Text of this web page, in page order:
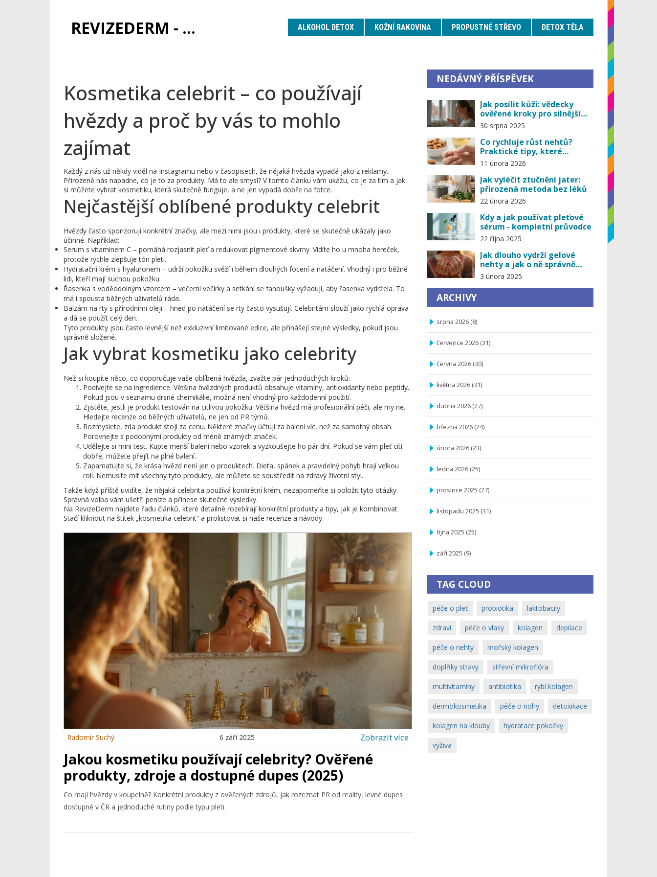
REVIZEDERM - PÉČE O KŮŽI A KOSMETIKA ALKOHOL DETOX KOŽNÍ RAKOVINA PROPUSTNÉ STŘEVO DETOX TĚLA
Kosmetika celebrit – co používají
hvězdy a proč by vás to mohlo
zajímat
Každý z nás už někdy viděl na Instagramu nebo v časopisech, že nějaká hvězda vypadá jako z reklamy.
Přirozeně nás napadne, co je to za produkty. Má to ale smysl? V tomto článku vám ukážu, co je za tím a jak
si můžete vybrat kosmetiku, která skutečně funguje, a ne jen vypadá dobře na fotce.
Nejčastější oblíbené produkty celebrit
Hvězdy často sponzorují konkrétní značky, ale mezi nimi jsou i produkty, které se skutečně ukázaly jako
účinné. Například:
Serum s vitamínem C – pomáhá rozjasnit pleť a redukovat pigmentové skvrny. Vidíte ho u mnoha hereček,
protože rychle zlepšuje tón pleti.
Hydratační krém s hyaluronem – udrží pokožku svěží i během dlouhých focení a natáčení. Vhodný i pro běžné
lidi, kteří mají suchou pokožku.
Řasenka s voděodolným vzorcem – večerní večírky a setkání se fanoušky vyžadují, aby řasenka vydržela. To
má i spousta běžných uživatelů ráda.
Balzám na rty s přírodními oleji – hned po natáčení se rty často vysušují. Celebritám slouží jako rychlá oprava
a dá se použít celý den.
Tyto produkty jsou často levnější než exkluzivní limitované edice, ale přinášejí stejné výsledky, pokud jsou
správně složené.
Jak vybrat kosmetiku jako celebrity
Než si koupíte něco, co doporučuje vaše oblíbená hvězda, zvažte pár jednoduchých kroků:
Podívejte se na ingredience. Většina hvězdných produktů obsahuje vitamíny, antioxidanty nebo peptidy.
Pokud jsou v seznamu drsné chemikálie, možná není vhodný pro každodenní použití.
Zjistěte, jestli je produkt testován na citlivou pokožku. Většina hvězd má profesionální péči, ale my ne.
Hledejte recenze od běžných uživatelů, ne jen od PR týmů.
Rozmyslete, zda produkt stojí za cenu. Některé značky účtují za balení víc, než za samotný obsah.
Porovnejte s podobnými produkty od méně známých značek.
Udělejte si mini test. Kupte menší balení nebo vzorek a vyzkoušejte ho pár dní. Pokud se vám pleť cítí
dobře, můžete přejít na plné balení.
Zapamatujte si, že krása hvězd není jen o produktech. Dieta, spánek a pravidelný pohyb hrají velkou
roli. Nemusíte mít všechny tyto produkty, ale můžete se soustředit na zdravý životní styl.
Takže když příště uvidíte, že nějaká celebrita používá konkrétní krém, nezapomeňte si položit tyto otázky.
Správná volba vám ušetří peníze a přinese skutečné výsledky.
Na RevizeDerm najdete řadu článků, které detailně rozebírají konkrétní produkty a tipy, jak je kombinovat.
Stačí kliknout na štítek „kosmetika celebrit“ a prolistovat si naše recenze a návody.
Radomír Suchý 6 září 2025 Zobrazit více
Jakou kosmetiku používají celebrity? Ověřené
produkty, zdroje a dostupné dupes (2025)
Co mají hvězdy v koupelně? Konkrétní produkty z ověřených zdrojů, jak rozeznat PR od reality, levné dupes
dostupné v ČR a jednoduché rutiny podle typu pleti.
NEDÁVNÝ PŘÍSPĚVEK
Jak posílit kůži: vědecky
ověřené kroky pro silnější
kožní bariéru (2025)
30 srpna 2025
Co rychluje růst nehtů?
Praktické tipy, které
skutečně fungují
11 února 2026
Jak vyléčit ztučnění jater:
přirozená metoda bez léků
22 února 2026
Kdy a jak používat pleťové
sérum - kompletní průvodce
22 října 2025
Jak dlouho vydrží gelové
nehty a jak o ně správně
pečovat
3 února 2025
ARCHIVY
srpna 2026 (8)
července 2026 (31)
června 2026 (30)
května 2026 (31)
dubna 2026 (27)
března 2026 (24)
února 2026 (23)
ledna 2026 (25)
prosince 2025 (27)
listopadu 2025 (31)
října 2025 (25)
září 2025 (9)
TAG CLOUD
péče o pleť probiotika laktobacily
zdraví péče o vlasy kolagen depilace
péče o nehty mořský kolagen
doplňky stravy střevní mikroflóra
multivitamíny antibiotika rybí kolagen
dermokosmetika péče o nohy detoxikace
kolagen na klouby hydratace pokožky
výživa